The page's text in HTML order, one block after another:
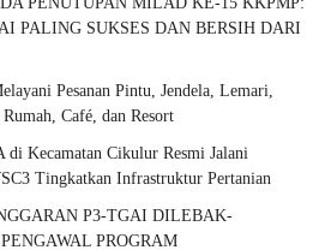
PALING SUKSES DAN BERSIH DARI
Pesanan Pintu, Jendela, Lemari,
Café, dan Resort
Kecamatan Cikulur Resmi Jalani
Tingkatkan Infrastruktur Pertanian
P3-TGAI DILEBAK-
PROGRAM